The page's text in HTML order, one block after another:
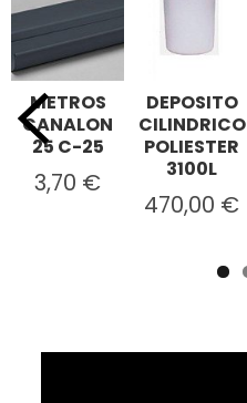
METROS
CANALON
25 C-25
3,70 €
DEPOSITO
CILINDRICO
POLIESTER
3100L
470,00 €